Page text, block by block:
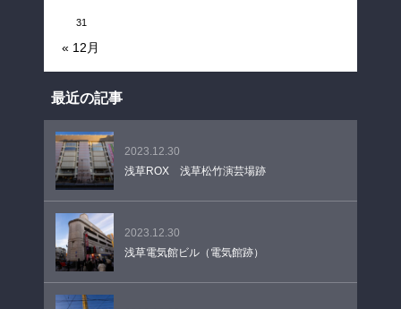
31
« 12月
最近の記事
2023.12.30
浅草ROX 浅草松竹演芸場跡
2023.12.30
浅草電気館ビル（電気館跡）